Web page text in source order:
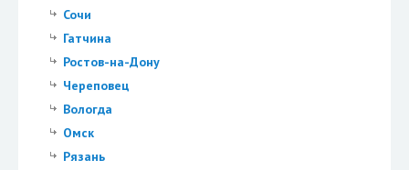
Сочи
Гатчина
Ростов-на-Дону
Череповец
Вологда
Омск
Рязань